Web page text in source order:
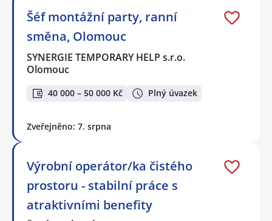
Šéf montážní party, ranní
směna, Olomouc
SYNERGIE TEMPORARY HELP s.r.o.
Olomouc
40 000 – 50 000 Kč Plný úvazek
Zveřejněno: 7. srpna
Výrobní operátor/ka čistého
prostoru - stabilní práce s
atraktivními benefity